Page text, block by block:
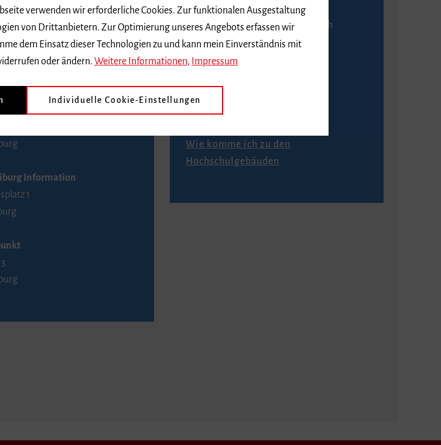
Freiburg
Straße 229
4968888 (Reservierungen sind
Information
1
An der Abendkasse ist ausschließlich
Barzahlung möglich.
Anfahrt
Wie komme ich zu den
Hochschulgebäuden
verwenden wir erforderliche Cookies. Zur funktionalen Ausgestaltung
von Drittanbietern. Zur Optimierung unseres Angebots erfassen wir
dem Einsatz dieser Technologien zu und kann mein Einverständnis mit
oder ändern. Weitere Informationen, Impressum
Individuelle Cookie-Einstellungen